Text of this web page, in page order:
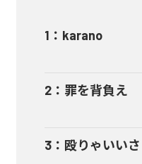
1 ： karano
2 ： 罪を背負え
3 ： 殴りゃいいさ